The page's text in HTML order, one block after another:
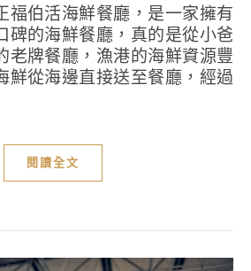
福伯活海鮮餐廳，是一家擁有
碑的海鮮餐廳，真的是從小爸
老牌餐廳，漁港的海鮮資源豐
鮮從海邊直接送至餐廳，經過
閱讀全文